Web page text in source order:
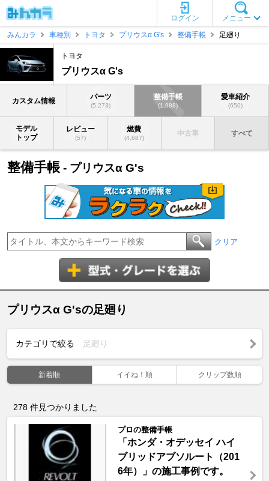
メニュー
ログイン
みんカラ
車種別 トヨタ プリウスα G's 整備手帳 足廻り
トヨタ
プリウスα G's
カスタム情報 パーツ
(5,273)
整備手帳
(1,988)
愛車紹介
(650)
モデル
トップ
レビュー
(57)
燃費
(4,687)
中古車 すべて
整備手帳 - プリウスα G's
クリア
プリウスα G'sの足廻り
カテゴリで絞る 足廻り
新着順 イイね！順 クリップ数順
278 件見つかりました
プロの整備手帳
「ホンダ・オデッセイ ハイ
ブリッドアブソルート（201
6年）」の施工事例です。